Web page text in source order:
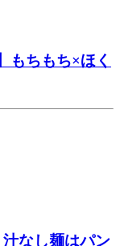
もちもち×ほく
なし麺はパン